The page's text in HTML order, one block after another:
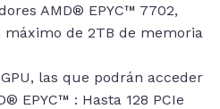
AMD® EPYC™ 7702,
de 2TB de memoria
las que podrán acceder
EPYC™ : Hasta 128 PCIe